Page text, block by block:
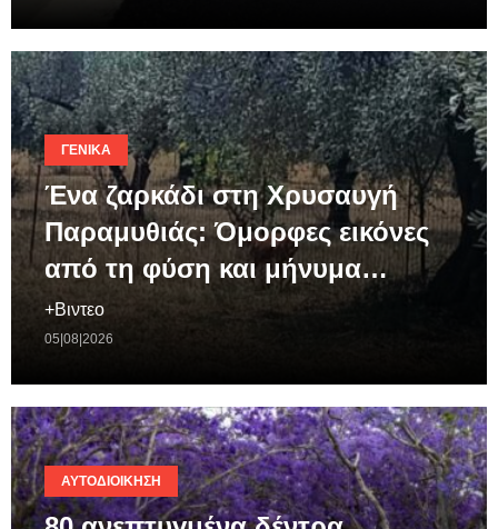
ΓΕΝΙΚΆ
Ένα ζαρκάδι στη Χρυσαυγή
Παραμυθιάς: Όμορφες εικόνες
από τη φύση και μήνυμα…
+Βιντεο
05|08|2026
ΑΥΤΟΔΙΟΊΚΗΣΗ